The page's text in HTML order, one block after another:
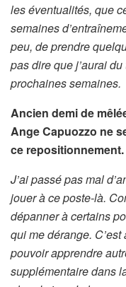
les éventualités, que
semaines
peu, de prendre
pas dire que j’aurai
prochaines semaines.
Ancien demi de
Ange Capuozzo ne
ce
J’ai passé pas mal
jouer à ce poste-là.
dépanner à certains
qui me dérange.
pouvoir apprendre
supplémentaire dans